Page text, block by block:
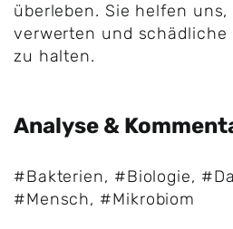
überleben. Sie helfen uns,
verwerten und schädliche
zu halten.
Analyse &
#Bakterien, #Biologie,
#Mensch, #Mikrobiom